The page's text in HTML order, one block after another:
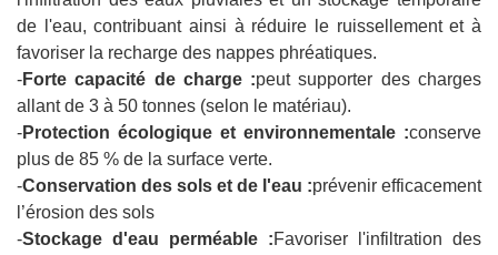
de l'eau, contribuant ainsi à réduire le ruissellement et à
favoriser la recharge des nappes phréatiques.
-Forte capacité de charge :peut supporter des charges
allant de 3 à 50 tonnes (selon le matériau).
-Protection écologique et environnementale :conserve
plus de 85 % de la surface verte.
-Conservation des sols et de l'eau :prévenir efficacement
l’érosion des sols
-Stockage d'eau perméable :Favoriser l'infiltration des